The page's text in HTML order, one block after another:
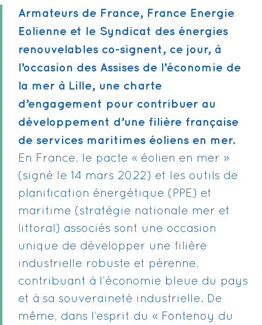
Armateurs de France, France Energie
Eolienne et le Syndicat des énergies
renouvelables co-signent, ce jour, à
l’occasion des Assises de l’économie de
la mer à Lille, une charte
d’engagement pour contribuer au
développement d’une filière française
de services maritimes éoliens en mer.
En France, le pacte « éolien en mer »
(signé le 14 mars 2022) et les outils de
planification énergétique (PPE) et
maritime (stratégie nationale mer et
littoral) associés sont une occasion
unique de développer une filière
industrielle robuste et pérenne,
contribuant à l’économie bleue du pays
et à sa souveraineté industrielle. De
même, dans l’esprit du « Fontenoy du